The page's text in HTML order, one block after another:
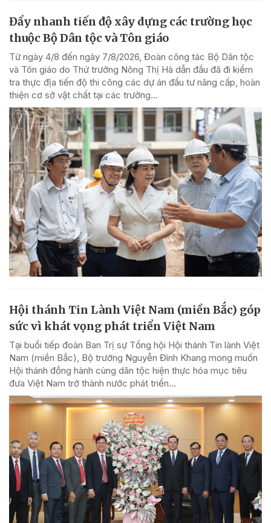
Đẩy nhanh tiến độ xây dựng các trường học
thuộc Bộ Dân tộc và Tôn giáo
Từ ngày 4/8 đến ngày 7/8/2026, Đoàn công tác Bộ Dân tộc
và Tôn giáo do Thứ trưởng Nông Thị Hà dẫn đầu đã đi kiểm
tra thực địa tiến độ thi công các dự án đầu tư nâng cấp, hoàn
thiện cơ sở vật chất tại các trường...
Hội thánh Tin Lành Việt Nam (miền Bắc) góp
sức vì khát vọng phát triển Việt Nam
Tại buổi tiếp đoàn Ban Trị sự Tổng hội Hội thánh Tin lành Việt
Nam (miền Bắc), Bộ trưởng Nguyễn Đình Khang mong muốn
Hội thánh đồng hành cùng dân tộc hiện thực hóa mục tiêu
đưa Việt Nam trở thành nước phát triển...